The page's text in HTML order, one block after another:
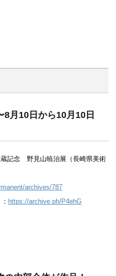
8月10日から10月10日
記念 野見山暁治展（長崎県美術
archives/787
https://archive.ph/P4ehG